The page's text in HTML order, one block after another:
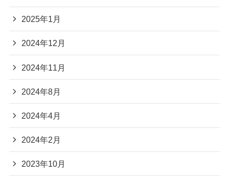
2025年1月
2024年12月
2024年11月
2024年8月
2024年4月
2024年2月
2023年10月